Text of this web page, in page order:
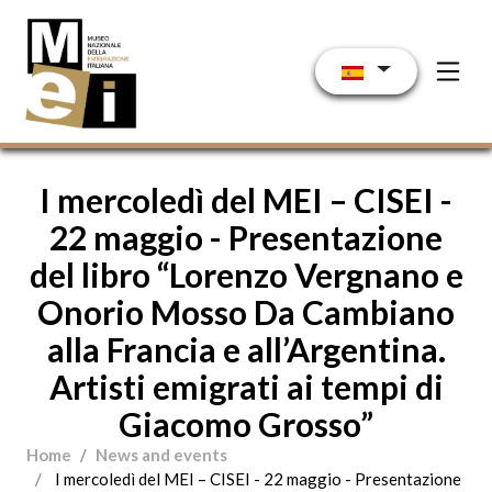
I mercoledì del MEI – CISEI -
22 maggio - Presentazione
del libro “Lorenzo Vergnano e
Onorio Mosso Da Cambiano
alla Francia e all’Argentina.
Artisti emigrati ai tempi di
Giacomo Grosso”
Home
News and events
I mercoledì del MEI – CISEI - 22 maggio - Presentazione